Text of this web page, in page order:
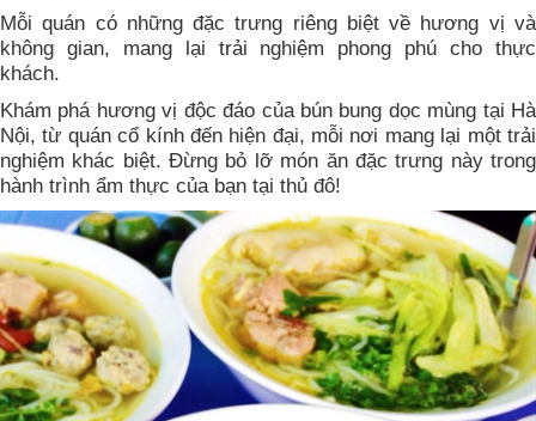
Mỗi quán có những đặc trưng riêng biệt về hương vị và
không gian, mang lại trải nghiệm phong phú cho thực
khách.
Khám phá hương vị độc đáo của bún bung dọc mùng tại Hà
Nội, từ quán cổ kính đến hiện đại, mỗi nơi mang lại một trải
nghiệm khác biệt. Đừng bỏ lỡ món ăn đặc trưng này trong
hành trình ẩm thực của bạn tại thủ đô!